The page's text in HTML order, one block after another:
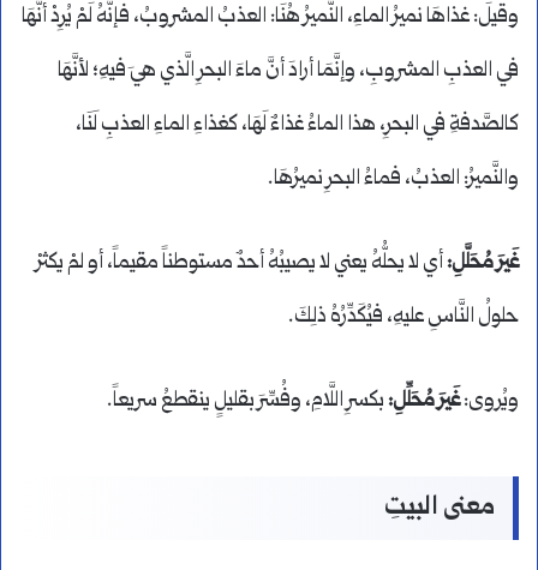
وقيلَ: غذاهَا نميرُ الماءِ، النَّميرُ هُنَا: العذبُ المشروبُ، فإنَّهُ لَمْ يُرِدْ أنَّهَا
في العذبِ المشروبِ، وإنَّمَا أرادَ أنَّ ماءَ البحرِ الَّذي هيَ فيهِ؛ لأنَّهَا
كالصَّدفةِ في البحرِ، هذا الماءُ غذاءٌ لَهَا، كغذاءِ الماءِ العذبِ لَنَا،
والنَّميرُ: العذبُ، فماءُ البحرِ نميرُهَا.
غَيرَ مُحَلَّلِ:أي لا يحلُّهُ يعني لا يصيبُهُ أحدٌ مستوطناً مقيماً، أو لمْ يكثرْ
حلولُ النَّاسِ عليهِ، فيُكَدِّرُهُ ذلِكَ.
ويُروى:غَيرَ مُحَلِّلِ:بكسرِ اللَّامِ، وفُسِّرَ بقليلٍ ينقطعُ سريعاً.
معنى البيتِ